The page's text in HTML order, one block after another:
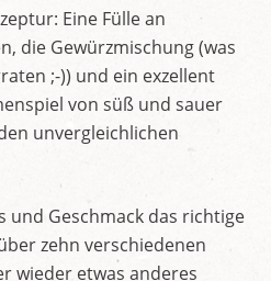
Eine Fülle an
die Gewürzmischung (was
;-)) und ein exzellent
von süß und sauer
unvergleichlichen
und Geschmack das richtige
zehn verschiedenen
wieder etwas anderes